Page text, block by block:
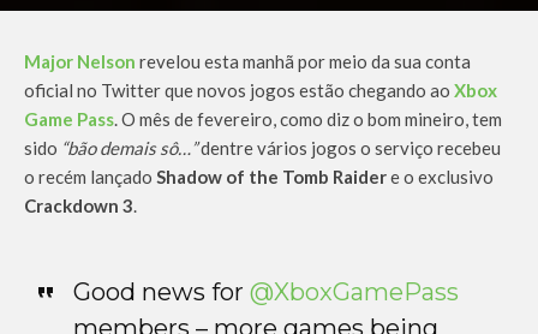
Major Nelson revelou esta manhã por meio da sua conta
oficial no Twitter que novos jogos estão chegando ao Xbox
Game Pass. O mês de fevereiro, como diz o bom mineiro, tem
sido “bão demais sô…”dentre vários jogos o serviço recebeu
o recém lançado Shadow of the Tomb Raidere o exclusivo
Crackdown 3.
Good news for @XboxGamePass
members – more games being